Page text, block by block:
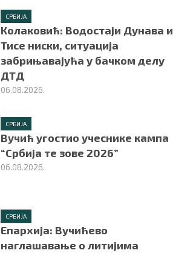
СРБИЈА
Колаковић: Водостаји Дунава и
Тисе ниски, ситуација
забрињавајућа у бачком делу
ДТД
06.08.2026.
СРБИЈА
Вучић угостио учеснике кампа
“Србија те зове 2026”
06.08.2026.
СРБИЈА
Епархија: Вучићево
наглашавање о литијима